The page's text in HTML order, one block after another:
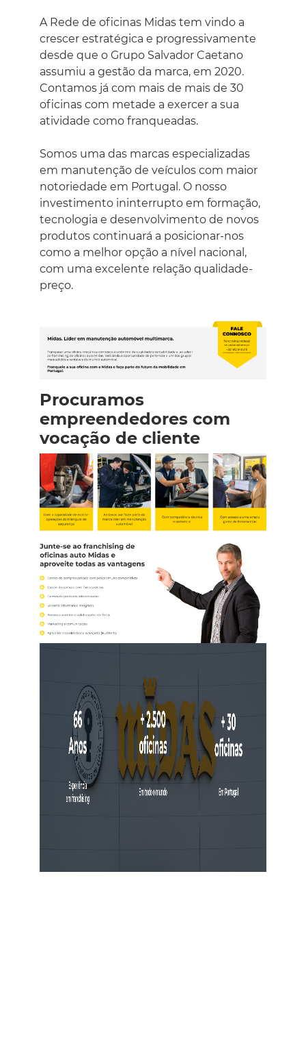
A Rede de oficinas Midas tem vindo a
crescer estratégica e progressivamente
desde que o Grupo Salvador Caetano
assumiu a gestão da marca, em 2020.
Contamos já com mais de mais de 30
oficinas com metade a exercer a sua
atividade como franqueadas.
Somos uma das marcas especializadas
em manutenção de veículos com maior
notoriedade em Portugal. O nosso
investimento ininterrupto em formação,
tecnologia e desenvolvimento de novos
produtos continuará a posicionar-nos
como a melhor opção a nível nacional,
com uma excelente relação qualidade-
preço.
Procuramos
empreendedores com
vocação de cliente